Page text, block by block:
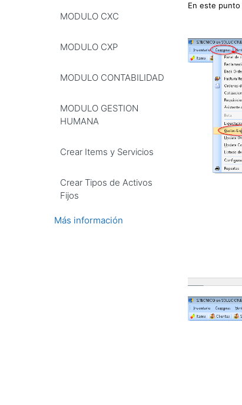
MODULO CXC
MODULO CXP
MODULO CONTABILIDAD
MODULO GESTION
HUMANA
Crear Items y Servicios
Crear Tipos de Activos
Fijos
Más información
En este